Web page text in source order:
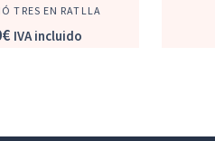
TRES EN RATLLA
€ IVA incluido